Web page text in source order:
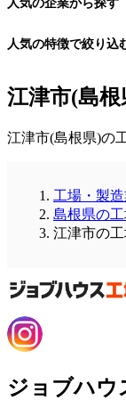
人気の企業から探す
人気の特徴で絞り込
江津市(島
江津市(島根県)の
工場・製造
島根県の工
江津市の工
ジョブハウ